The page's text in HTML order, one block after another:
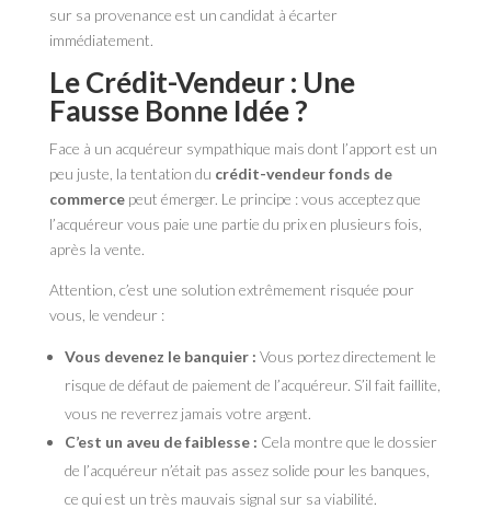
sur sa provenance est un candidat à écarter
immédiatement.
Le Crédit-Vendeur : Une
Fausse Bonne Idée ?
Face à un acquéreur sympathique mais dont l’apport est un
peu juste, la tentation du crédit-vendeur fonds de
commercepeut émerger. Le principe : vous acceptez que
l’acquéreur vous paie une partie du prix en plusieurs fois,
après la vente.
Attention, c’est une solution extrêmement risquée pour
vous, le vendeur :
Vous devenez le banquier : Vous portez directement le
risque de défaut de paiement de l’acquéreur. S’il fait faillite,
vous ne reverrez jamais votre argent.
C’est un aveu de faiblesse : Cela montre que le dossier
de l’acquéreur n’était pas assez solide pour les banques,
ce qui est un très mauvais signal sur sa viabilité.